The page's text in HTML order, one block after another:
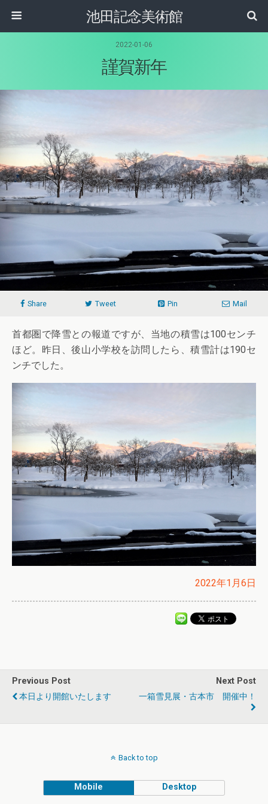
池田記念美術館
2022-01-06
謹賀新年
Share Tweet Pin Mail
首都圏で降雪との報道ですが、当地の積雪は100センチ
ほど。昨日、後山小学校を訪問したら、積雪計は190セ
ンチでした。
2022年1月6日
Previous Post
本日より開館いたします
Next Post
一箱雪見展・古本市 開催中！
Back to top
Mobile Desktop